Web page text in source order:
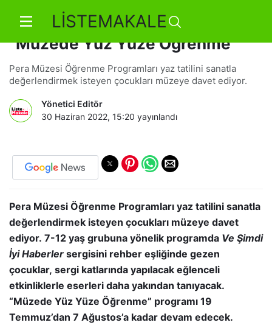
LİSTEMAKALE
Pera Öğrenme’den Yaz Programı:
“Müzede Yüz Yüze Öğrenme”
Pera Müzesi Öğrenme Programları yaz tatilini sanatla
değerlendirmek isteyen çocukları müzeye davet ediyor.
Yönetici Editör
30 Haziran 2022, 15:20 yayınlandı
Pera Müzesi Öğrenme Programları yaz tatilini sanatla
değerlendirmek isteyen çocukları müzeye davet
ediyor. 7-12 yaş grubuna yönelik programda Ve Şimdi
İyi Haberler sergisini rehber eşliğinde gezen
çocuklar, sergi katlarında yapılacak eğlenceli
etkinliklerle eserleri daha yakından tanıyacak.
“Müzede Yüz Yüze Öğrenme” programı 19
Temmuz’dan 7 Ağustos’a kadar devam edecek.